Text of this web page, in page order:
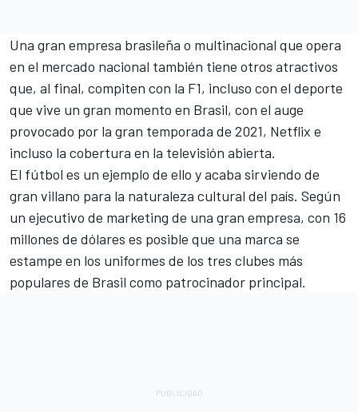
Una gran empresa brasileña o multinacional que opera
en el mercado nacional también tiene otros atractivos
que, al final, compiten con la F1, incluso con el deporte
que vive un gran momento en Brasil, con el auge
provocado por la gran temporada de 2021, Netflix e
incluso la cobertura en la televisión abierta.
El fútbol es un ejemplo de ello y acaba sirviendo de
gran villano para la naturaleza cultural del país. Según
un ejecutivo de marketing de una gran empresa, con 16
millones de dólares es posible que una marca se
estampe en los uniformes de los tres clubes más
populares de Brasil como patrocinador principal.